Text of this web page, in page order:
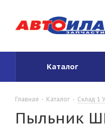
Каталог
Главная - Каталог - Склад 1
Пыльник